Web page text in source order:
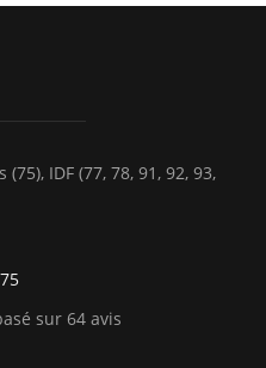
IDF (77, 78, 91, 92, 93,
sur 64 avis